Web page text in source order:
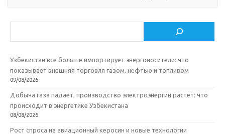
Узбекистан все больше импортирует энергоносители: что
показывает внешняя торговля газом, нефтью и топливом
09/08/2026
Добыча газа падает, производство электроэнергии растет: что
происходит в энергетике Узбекистана
08/08/2026
Рост спроса на авиационный керосин и новые технологии